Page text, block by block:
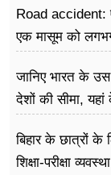
Road accident:
एक मासूम को
जानिए भारत के
देशों की सीमा,
बिहार के छात्रों के
शिक्षा-परीक्षा